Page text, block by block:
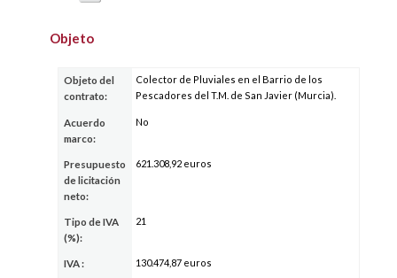
Objeto
Objeto del
contrato:
Colector de Pluviales en el Barrio de los
Pescadores del T.M. de San Javier (Murcia).
Acuerdo
marco:
No
Presupuesto
de licitación
neto:
621.308,92 euros
Tipo de IVA
(%):
21
IVA : 130.474,87 euros